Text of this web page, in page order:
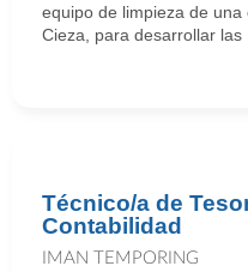
equipo de limpieza de
Cieza, para desarrollar las
Técnico/a de
Contabilidad
IMAN TEMPORING